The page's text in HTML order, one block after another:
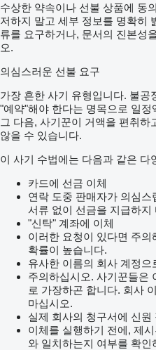
수상한 약속이나 선불 상품에 동
저하지 말고 세부 정보를 명확히
류를 요구하거나, 문서의 진본성
오.
의심스러운 선불 요구
가장 흔한 사기 유형입니다. 불공
"예약"해야 한다는 명목으로 일
그 다음, 사기꾼이 거액을 편취하
않을 수 있습니다.
이 사기 수법에는 다음과 같은 다
카드에 선금 이체
연락 도중 판매자가 의심
서류 없이 선금을 지급하지
"신탁" 계좌에 이체
이러한 요청이 있다면 주
확률이 높습니다.
유사한 이름의 회사 계정으
주의하십시오. 사기꾼들은
로 가장하곤 합니다. 회사
마십시오.
실제 회사의 청구서에 신원
이체를 실행하기 전에, 제
와 일치하는지 여부를 확인